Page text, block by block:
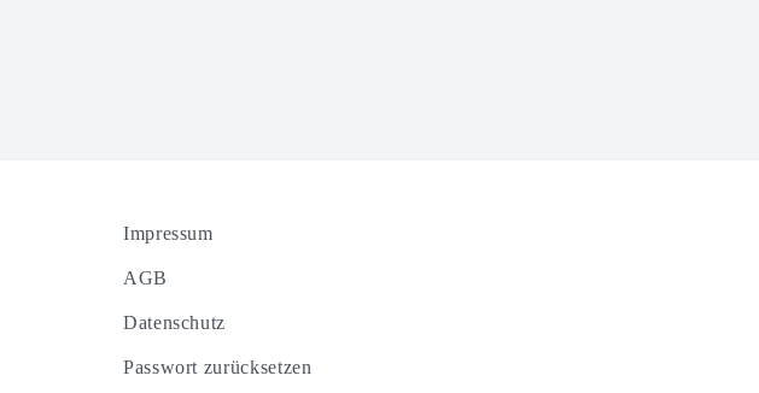
Impressum
AGB
Datenschutz
Passwort zurücksetzen